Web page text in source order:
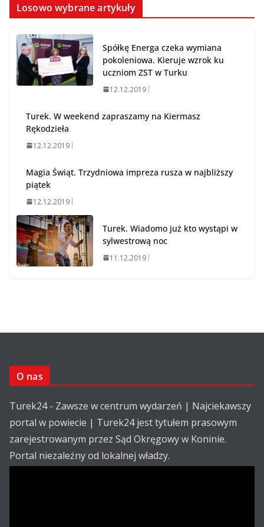
Losowo wybrane artykuły
Spółkę Energa czeka wymiana
pokoleniowa. Kieruje wzrok ku
uczniom ZST w Turku
12.12.2019
Turek. W weekend zapraszamy na Kiermasz
Rękodzieła
12.12.2019
Magia Świąt. Trzydniowa impreza rusza w najbliższy
piątek
12.12.2019
Turek. Wiadomo już kto wystąpi w
sylwestrową noc
11.12.2019
O nas
Turek24 - Zawsze w centrum wydarzeń | Najciekawszy
portal w powiecie | Turek24 jest tytułem prasowym
zarejestrowanym przez Sąd Okręgowy w Koninie.
Portal niezależny od lokalnej władzy.